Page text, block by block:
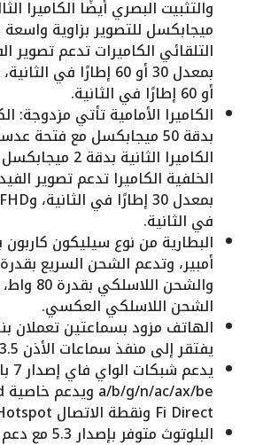
ميجابكسل للتصوير بزاوية واسعة
أو 60 إطارًا في الثانية.
الكاميرا الأمامية تأتي مزدوجة:
الكاميرا الثانية
في الثانية.
والشحن
الشحن اللاسلكي العكسي.
الهاتف مزود بسماعتين تعملان
يفتقر إلى منفذ سماعات الأذن 3.5 ملم.
Fi Direct ونقطة الاتصال Hotspot.